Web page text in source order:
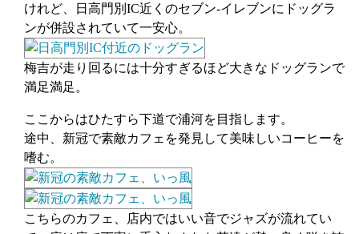
けれど、日高門別IC近くのセブン-イレブンにドッグラ
ンが併設されていて一安心。
梅吉が走り回るには十分すぎるほど大きなドッグランで
満足満足。
ここからはひたすら下道で浦河を目指します。
途中、新冠で素敵カフェを発見して美味しいコーヒーを
嗜む。
こちらのカフェ、店内ではいい音でジャズが流れてい